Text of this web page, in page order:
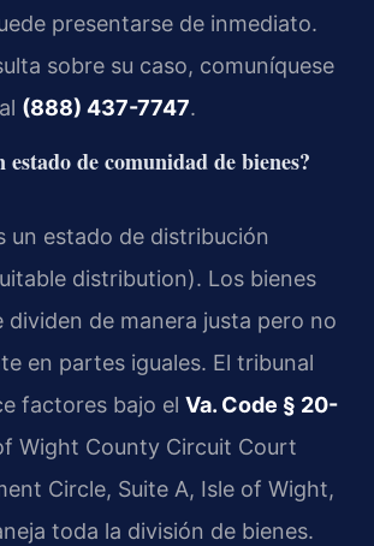
presentarse de inmediato.
sobre su caso, comuníquese
(888) 437-7747.
de comunidad de bienes?
un estado de distribución
distribution). Los bienes
dividen de manera justa pero no
en partes iguales. El tribunal
factores bajo el Va. Code § 20-
Wight County Circuit Court
Circle, Suite A, Isle of Wight,
toda la división de bienes.